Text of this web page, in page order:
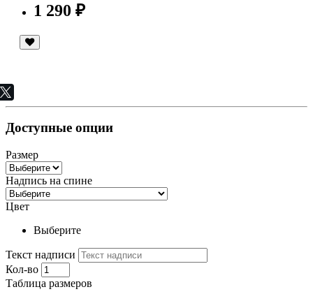
1 290 ₽
Доступные опции
Размер
Надпись на спине
Цвет
Выберите
Текст надписи
Кол-во
Таблица размеров